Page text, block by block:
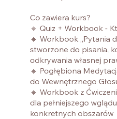
Co zawiera kurs?
🔸 Quiz + Workbook -
🔸 Workbook „Pytania
stworzone do pisania,
odkrywania własnej
🔸 Pogłębiona
do Wewnętrznego
🔸 Workbook z
dla pełniejszego
konkretnych obszarów